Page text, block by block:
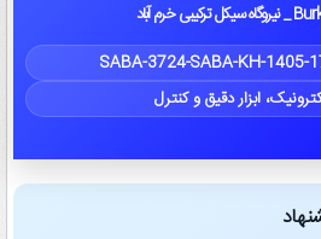
SABA-3724-SABA-KH-1405-
ابزار دقیق و کنترل